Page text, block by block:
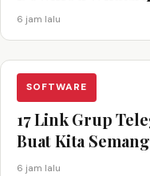
6 jam lalu
SOFTWARE
17 Link Grup
Buat Kita
6 jam lalu